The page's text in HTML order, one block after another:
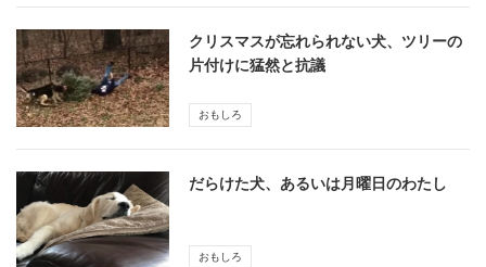
クリスマスが忘れられない犬、ツリーの
片付けに猛然と抗議
おもしろ
だらけた犬、あるいは月曜日のわたし
おもしろ